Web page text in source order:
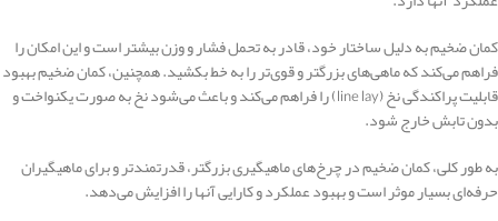
کمان ضخیم به دلیل ساختار خود، قادر به تحمل فشار و وزن بیشتر است و این امکان را
فراهم می‌کند که ماهی‌های بزرگتر و قوی‌تر را به خط بکشید. همچنین، کمان ضخیم بهبود
قابلیت پراکندگی نخ (line lay) را فراهم می‌کند و باعث می‌شود نخ به صورت یکنواخت و
بدون تابش خارج شود.
به طور کلی، کمان ضخیم در چرخ‌های ماهیگیری بزرگتر، قدرتمندتر و برای ماهیگیران
حرفه‌ای بسیار موثر است و بهبود عملکرد و کارایی آنها را افزایش می‌دهد.